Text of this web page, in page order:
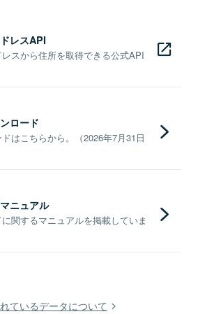
レスAPI
スから住所を取得できる公式API
ロード
はこちらから。（2026年7月31日
ニュアル
関するマニュアルを掲載していま
ているデータについて